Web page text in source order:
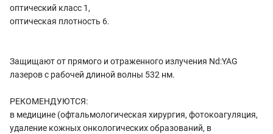
оптический класс 1,
оптическая плотность 6.
Защищают от прямого и отраженного излучения Nd:YAG
лазеров с рабочей длиной волны 532 нм.
РЕКОМЕНДУЮТСЯ:
в медицине (офтальмологическая хирургия, фотокоагуляция,
удаление кожных онкологических образований, в